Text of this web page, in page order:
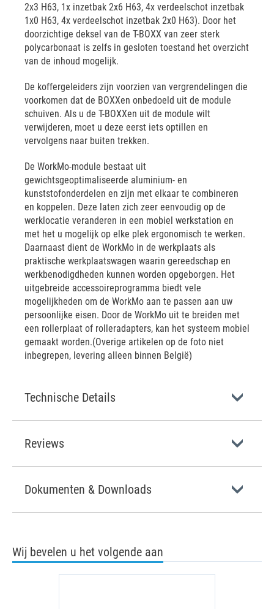
2x3 H63, 1x inzetbak 2x6 H63, 4x verdeelschot inzetbak
1x0 H63, 4x verdeelschot inzetbak 2x0 H63). Door het
doorzichtige deksel van de T-BOXX van zeer sterk
polycarbonaat is zelfs in gesloten toestand het overzicht
van de inhoud mogelijk.
De koffergeleiders zijn voorzien van vergrendelingen die
voorkomen dat de BOXXen onbedoeld uit de module
schuiven. Als u de T-BOXXen uit de module wilt
verwijderen, moet u deze eerst iets optillen en
vervolgens naar buiten trekken.
De WorkMo-module bestaat uit
gewichtsgeoptimaliseerde aluminium- en
kunststofonderdelen en zijn met elkaar te combineren
en koppelen. Deze laten zich zeer eenvoudig op de
werklocatie veranderen in een mobiel werkstation en
met het u mogelijk op elke plek ergonomisch te werken.
Daarnaast dient de WorkMo in de werkplaats als
praktische werkplaatswagen waarin gereedschap en
werkbenodigdheden kunnen worden opgeborgen. Het
uitgebreide accessoireprogramma biedt vele
mogelijkheden om de WorkMo aan te passen aan uw
persoonlijke eisen. Door de WorkMo uit te breiden met
een rollerplaat of rolleradapters, kan het systeem mobiel
gemaakt worden.(Overige artikelen op de foto niet
inbegrepen, levering alleen binnen België)
Technische Details
Reviews
Dokumenten & Downloads
Wij bevelen u het volgende aan